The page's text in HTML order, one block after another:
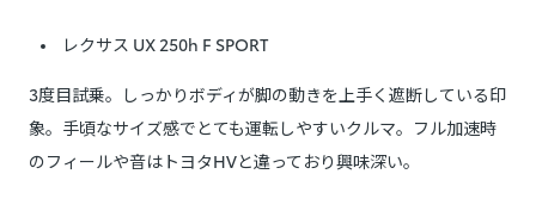
レクサス UX 250h F SPORT
3度目試乗。しっかりボディが脚の動きを上手く遮断している印
象。手頃なサイズ感でとても運転しやすいクルマ。フル加速時
のフィールや音はトヨタHVと違っており興味深い。